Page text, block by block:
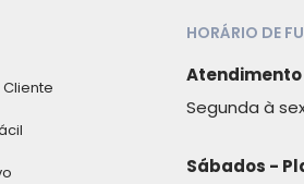
HORÁRIO DE
Atendimento
Segunda à
Sábados -